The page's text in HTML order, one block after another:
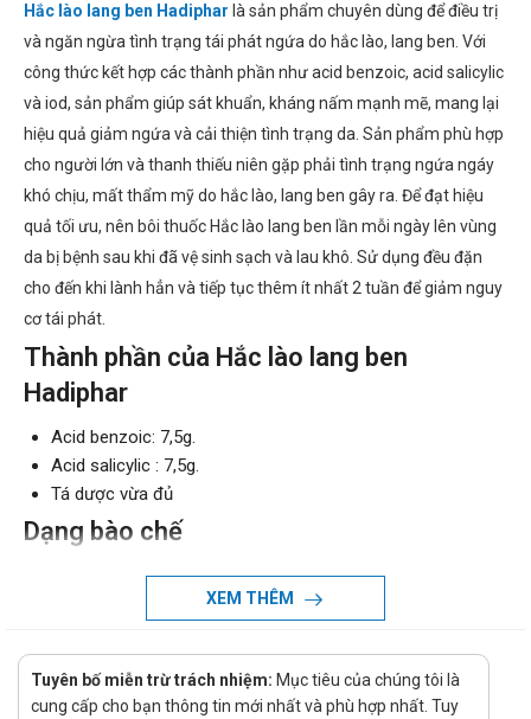
Hắc lào lang ben Hadiphar là sản phẩm chuyên dùng để điều trị
và ngăn ngừa tình trạng tái phát ngứa do hắc lào, lang ben. Với
công thức kết hợp các thành phần như acid benzoic, acid salicylic
và iod, sản phẩm giúp sát khuẩn, kháng nấm mạnh mẽ, mang lại
hiệu quả giảm ngứa và cải thiện tình trạng da. Sản phẩm phù hợp
cho người lớn và thanh thiếu niên gặp phải tình trạng ngứa ngáy
khó chịu, mất thẩm mỹ do hắc lào, lang ben gây ra. Để đạt hiệu
quả tối ưu, nên bôi thuốc Hắc lào lang ben lần mỗi ngày lên vùng
da bị bệnh sau khi đã vệ sinh sạch và lau khô. Sử dụng đều đặn
cho đến khi lành hẳn và tiếp tục thêm ít nhất 2 tuần để giảm nguy
cơ tái phát.
Thành phần của Hắc lào lang ben
Hadiphar
Acid benzoic: 7,5g.
Acid salicylic : 7,5g.
Tá dược vừa đủ
Dạng bào chế
Công dụng - Chỉ định của Hắc lào lang
ben
Công dụng:
XEM THÊM
Tuyên bố miễn trừ trách nhiệm: Mục tiêu của chúng tôi là
cung cấp cho bạn thông tin mới nhất và phù hợp nhất. Tuy